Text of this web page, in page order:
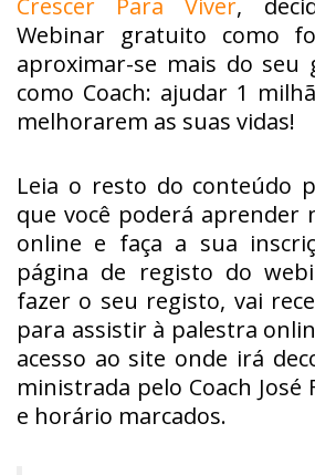
Crescer Para Viver,
Webinar gratuito como
aproximar-se mais do seu
como Coach: ajudar 1
melhorarem as suas vidas!
Leia o resto do conteúdo
que você poderá aprender
online e faça a sua
página de registo do
fazer o seu registo, vai
para assistir à palestra
acesso ao site onde irá
ministrada pelo Coach José
e horário marcados.